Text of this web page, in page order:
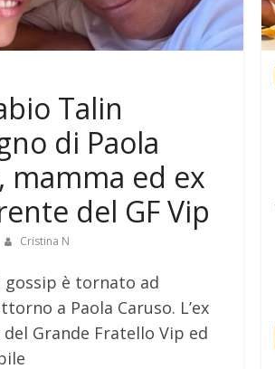
Talin
di Paola
mamma ed ex
del GF Vip
Cristina N
gossip è tornato ad
a Paola Caruso. L’ex
Grande Fratello Vip ed